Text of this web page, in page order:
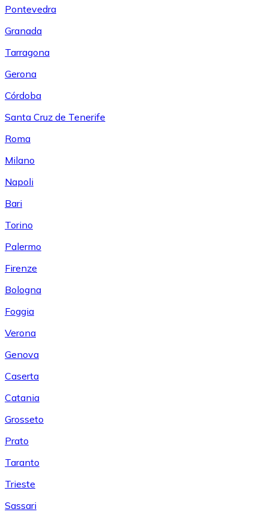
Pontevedra
Granada
Tarragona
Gerona
Córdoba
Santa Cruz de Tenerife
Roma
Milano
Napoli
Bari
Torino
Palermo
Firenze
Bologna
Foggia
Verona
Genova
Caserta
Catania
Grosseto
Prato
Taranto
Trieste
Sassari